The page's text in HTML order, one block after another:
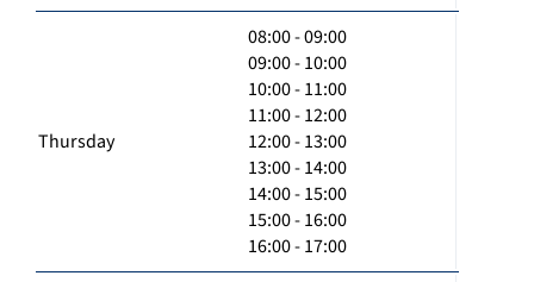
Thursday
08:00 - 09:00
09:00 - 10:00
10:00 - 11:00
11:00 - 12:00
12:00 - 13:00
13:00 - 14:00
14:00 - 15:00
15:00 - 16:00
16:00 - 17:00